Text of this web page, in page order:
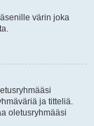
värin joka
ja titteliä.
oletusryhmääsi